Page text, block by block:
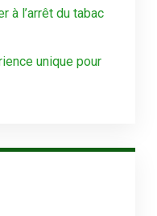
à l’arrêt du tabac
unique pour